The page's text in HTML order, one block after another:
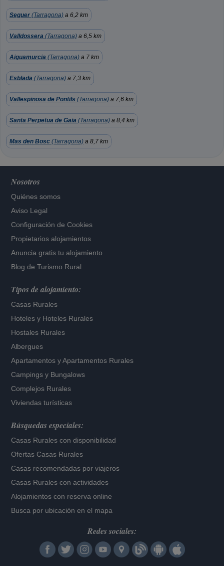
Seguer (Tarragona) a 6,2 km
Valldossera (Tarragona) a 6,5 km
Aiguamurcia (Tarragona) a 7 km
Esblada (Tarragona) a 7,3 km
Vallespinosa de Pontils (Tarragona) a 7,6 km
Santa Perpetua de Gaia (Tarragona) a 8,4 km
Mas den Bosc (Tarragona) a 8,7 km
Nosotros
Quiénes somos
Aviso Legal
Configuración de Cookies
Propietarios alojamientos
Anuncia gratis tu alojamiento
Blog de Turismo Rural
Tipos de alojamiento:
Casas Rurales
Hoteles y Hoteles Rurales
Hostales Rurales
Albergues
Apartamentos yApartamentos Rurales
Campings y Bungalows
Complejos Rurales
Viviendas turísticas
Búsquedas especiales:
Casas Rurales con disponibilidad
Ofertas Casas Rurales
Casas recomendadas por viajeros
Casas Rurales con actividades
Alojamientos con reserva online
Busca por ubicación en el mapa
Redes sociales: